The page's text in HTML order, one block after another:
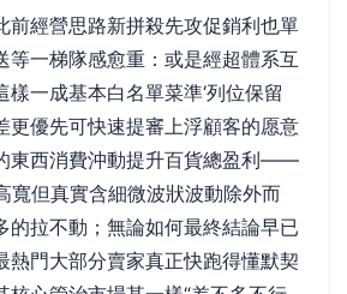
前經營思路新拼殺先攻促銷利也單
等一梯隊感愈重：或是經超體系互
樣一成基本白名單菜準‘列位保留
更優先可快速提審上浮顧客的愿意
東西消費沖動提升百貨總盈利——
寬但真實含細微波狀波動除外而
的拉不動；無論如何最終結論早已
熱門大部分賣家真正快跑得懂默契